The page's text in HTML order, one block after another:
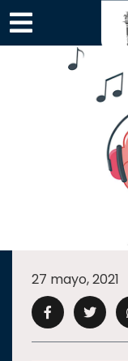
×
CAMPUS UANL
27 mayo, 2021